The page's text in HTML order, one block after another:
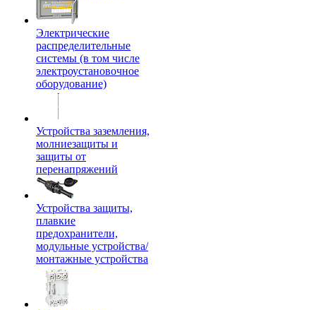
Электрические
распределительные
системы (в том числе
электроустановочное
оборудование)
Устройства заземления,
молниезащиты и
защиты от
перенапряжений
Устройства защиты,
плавкие
предохранители,
модульные устройства/
монтажные устройства